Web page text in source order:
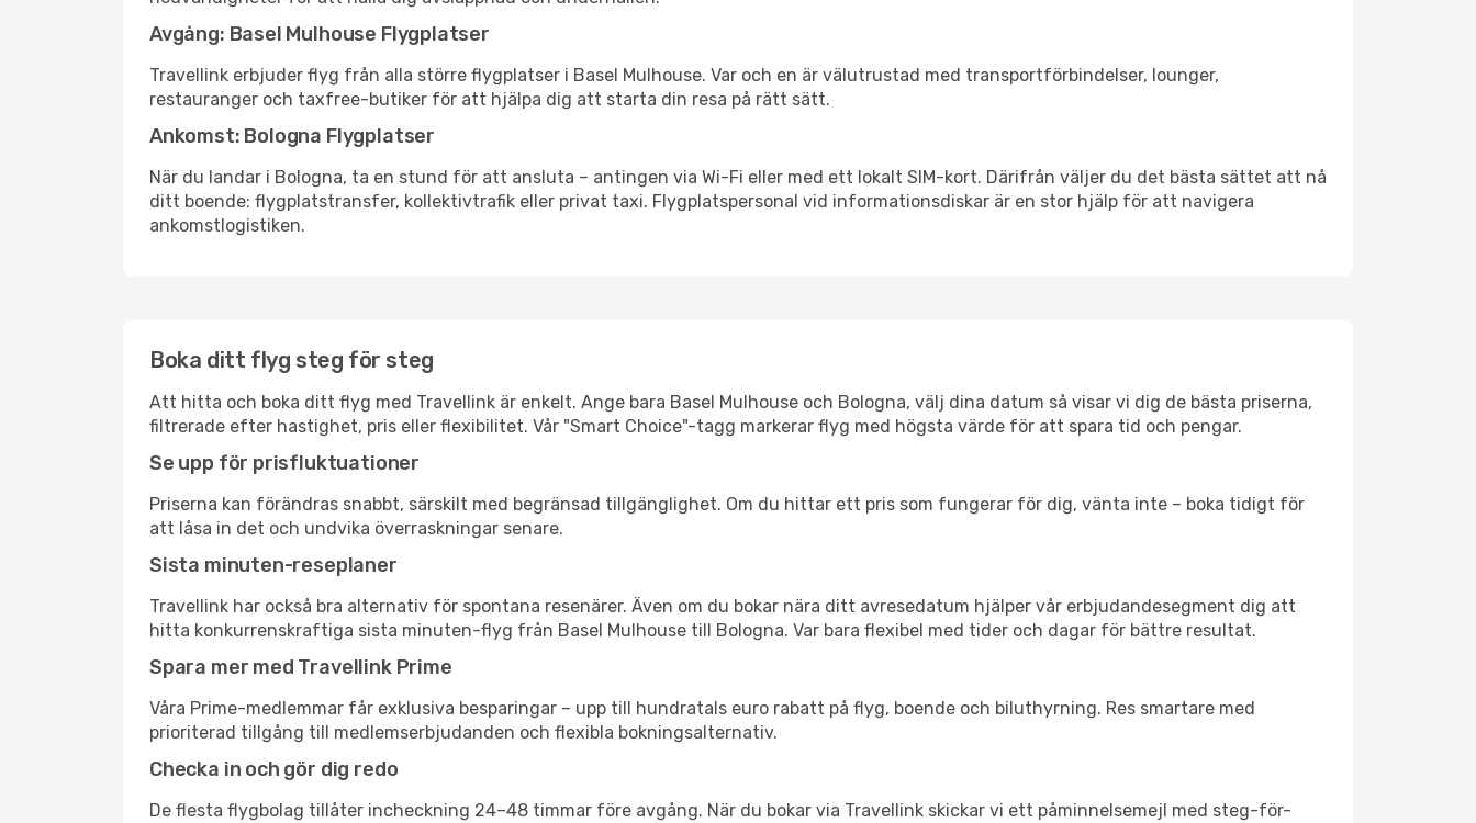
Avgång: Basel Mulhouse Flygplatser
Travellink erbjuder flyg från alla större flygplatser i Basel Mulhouse. Var och en är välutrustad med transportförbindelser, lounger,
restauranger och taxfree-butiker för att hjälpa dig att starta din resa på rätt sätt.
Ankomst: Bologna Flygplatser
När du landar i Bologna, ta en stund för att ansluta – antingen via Wi-Fi eller med ett lokalt SIM-kort. Därifrån väljer du det bästa sättet att nå
ditt boende: flygplatstransfer, kollektivtrafik eller privat taxi. Flygplatspersonal vid informationsdiskar är en stor hjälp för att navigera
ankomstlogistiken.
Boka ditt flyg steg för steg
Att hitta och boka ditt flyg med Travellink är enkelt. Ange bara Basel Mulhouse och Bologna, välj dina datum så visar vi dig de bästa priserna,
filtrerade efter hastighet, pris eller flexibilitet. Vår "Smart Choice"-tagg markerar flyg med högsta värde för att spara tid och pengar.
Se upp för prisfluktuationer
Priserna kan förändras snabbt, särskilt med begränsad tillgänglighet. Om du hittar ett pris som fungerar för dig, vänta inte – boka tidigt för
att låsa in det och undvika överraskningar senare.
Sista minuten-reseplaner
Travellink har också bra alternativ för spontana resenärer. Även om du bokar nära ditt avresedatum hjälper vår erbjudandesegment dig att
hitta konkurrenskraftiga sista minuten-flyg från Basel Mulhouse till Bologna. Var bara flexibel med tider och dagar för bättre resultat.
Spara mer med Travellink Prime
Våra Prime-medlemmar får exklusiva besparingar – upp till hundratals euro rabatt på flyg, boende och biluthyrning. Res smartare med
prioriterad tillgång till medlemserbjudanden och flexibla bokningsalternativ.
Checka in och gör dig redo
De flesta flygbolag tillåter incheckning 24–48 timmar före avgång. När du bokar via Travellink skickar vi ett påminnelsemejl med steg-för-